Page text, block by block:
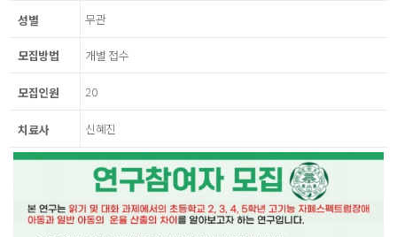
성별 무관
모집방법 개별 접수
모집인원 20
치료사 신혜진